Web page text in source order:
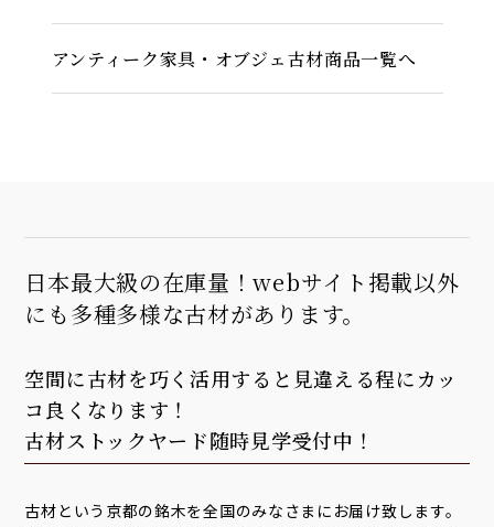
アンティーク家具・オブジェ古材商品一覧へ
日本最大級の在庫量！webサイト掲載以外
にも多種多様な古材があります。
空間に古材を巧く活用すると見違える程にカッ
コ良くなります！
古材ストックヤード随時見学受付中！
古材という京都の銘木を全国のみなさまにお届け致します。